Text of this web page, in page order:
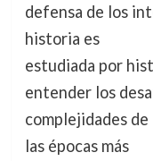
defensa de los
historia es
estudiada por
entender los
complejidades
las épocas más